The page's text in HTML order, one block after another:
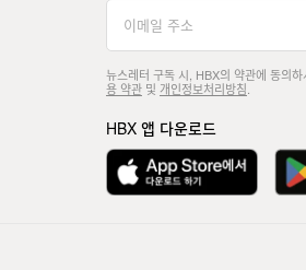
뉴스레터 구독 시, HBX의 약관에 동의하
용 약관및 개인정보처리방침
HBX 앱 다운로드